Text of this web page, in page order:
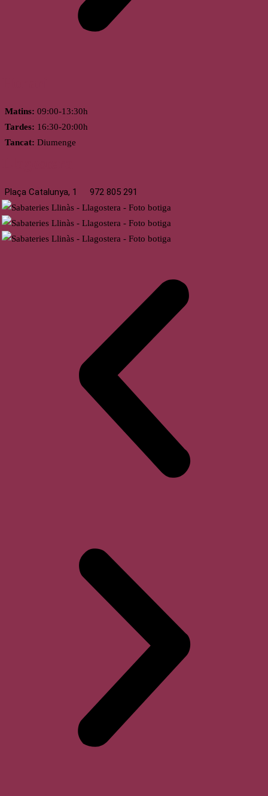
Matins: 09:00-13:30h
Tardes: 16:30-20:00h
Tancat: Diumenge
Plaça Catalunya, 1 972 805 291